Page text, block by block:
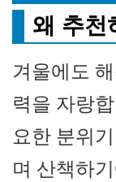
왜 추천
겨울에도
력을 자랑
요한 분위
며 산책하